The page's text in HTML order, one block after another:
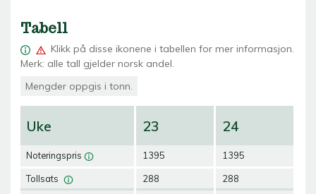
Tabell
Klikk på disse ikonene i tabellen for mer informasjon.
Merk: alle tall gjelder norsk andel.
Mengder oppgis i tonn.
Uke
Noteringspris
Tollsats
23
1395
288
24
1395
288